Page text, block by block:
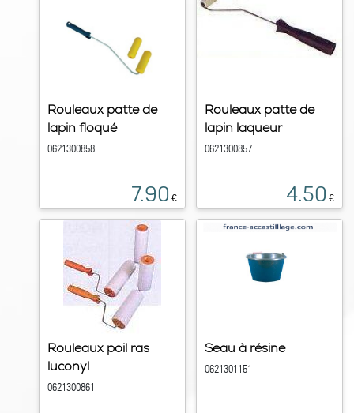
Rouleaux patte de
lapin floqué
0621300858
7.90 €
Rouleaux patte de
lapin laqueur
0621300857
4.50 €
Rouleaux poil ras
luconyl
0621300861
Seau à résine
0621301151